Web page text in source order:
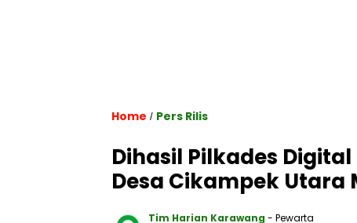
Home / Pers Rilis
Dihasil Pilkades
Desa Cikampek Utara
Tim Harian Karawang - Pewarta